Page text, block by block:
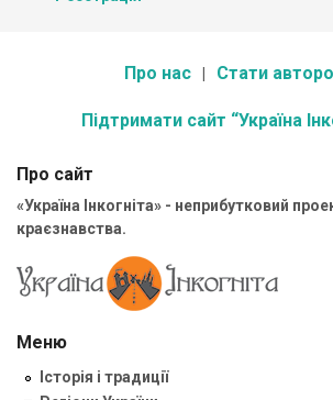
Про нас Стати
Підтримати сайт “Україна
Про сайт
«Україна Інкогніта» - неприбутковий
краєзнавства.
Меню
Історія і традиції